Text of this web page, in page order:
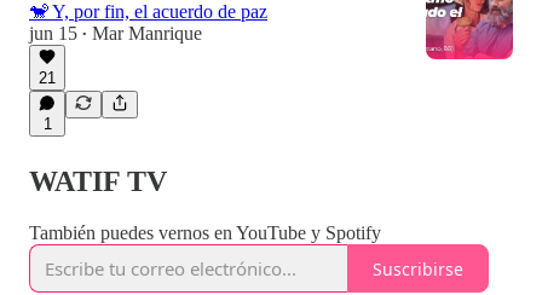
🐒 Y, por fin, el acuerdo de paz
jun 15 • Mar Manrique
21
1
WATIF TV
También puedes vernos en YouTube y Spotify
Suscribirse